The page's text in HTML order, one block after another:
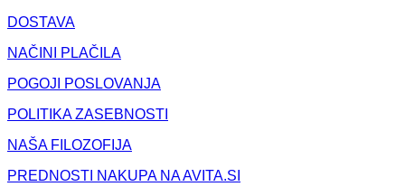
DOSTAVA
NAČINI PLAČILA
POGOJI POSLOVANJA
POLITIKA ZASEBNOSTI
NAŠA FILOZOFIJA
PREDNOSTI NAKUPA NA AVITA.SI